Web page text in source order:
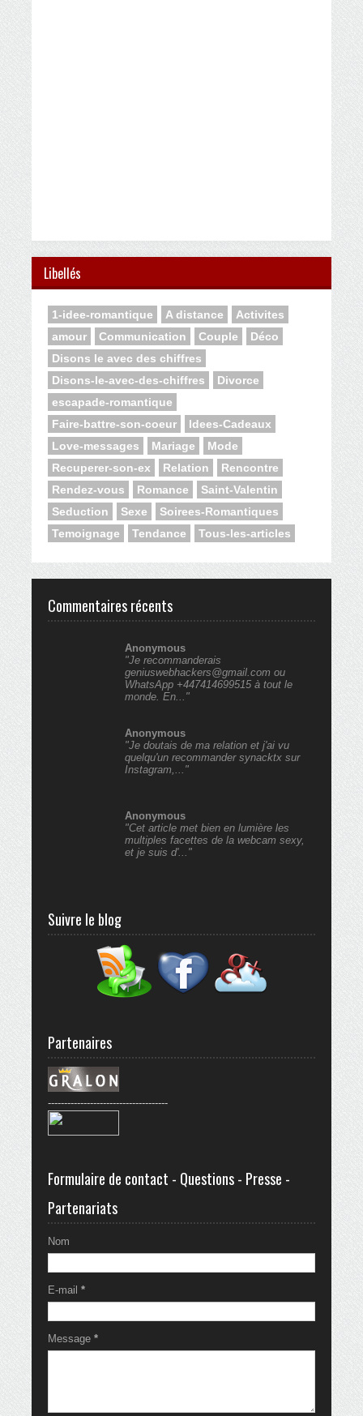
Libellés
1-idee-romantique A distance
Activites
amour
Communication Couple
Déco
Disons le avec des chiffres
Disons-le-avec-des-chiffres
Divorce
escapade-romantique
Faire-battre-son-coeur
Idees-Cadeaux
Love-messages
Mariage
Mode
Recuperer-son-ex
Relation
Rencontre
Rendez-vous
Romance
Saint-Valentin
Seduction
Sexe
Soirees-Romantiques
Temoignage
Tendance Tous-les-articles
Commentaires récents
Anonymous
"Je recommanderais
geniuswebhackers@gmail.com ou
WhatsApp +447414699515 à tout le
monde. En..."
Anonymous
"Je doutais de ma relation et j'ai vu
quelqu'un recommander synacktx sur
Instagram,..."
Anonymous
"Cet article met bien en lumière les
multiples facettes de la webcam sexy,
et je suis d'..."
Suivre le blog
Partenaires
-------------------------------------
Formulaire de contact - Questions - Presse -
Partenariats
Nom
E-mail *
Message *